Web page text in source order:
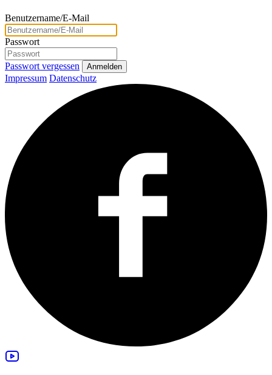
Benutzername/E-Mail
Passwort
Passwort vergessen Anmelden
Impressum Datenschutz